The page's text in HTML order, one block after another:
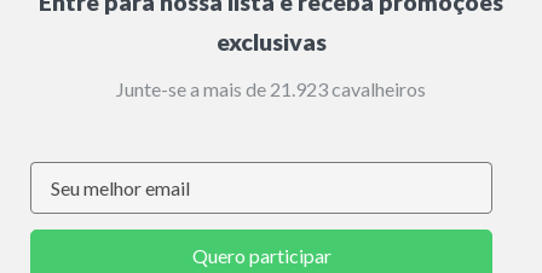
exclusivas
Junte-se a mais de 21.923 cavalheiros
Quero participar